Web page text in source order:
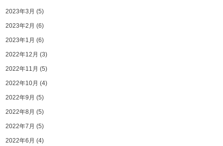
2023年3月 (5)
2023年2月 (6)
2023年1月 (6)
2022年12月 (3)
2022年11月 (5)
2022年10月 (4)
2022年9月 (5)
2022年8月 (5)
2022年7月 (5)
2022年6月 (4)